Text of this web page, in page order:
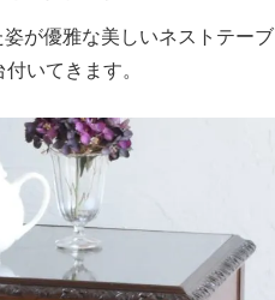
が優雅な美しいネストテーブ
いてきます。